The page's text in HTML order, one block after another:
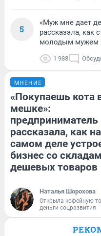
5
«Муж мне дает
рассказала, как
молодым мужем
1 988
МНЕНИЕ
«Покупаешь кота
мешке»:
предприниматель
рассказала, как на
самом деле
бизнес со
дешевых товаров
Наталья Шорохова
Открыла кофейную
деньги соцразвития